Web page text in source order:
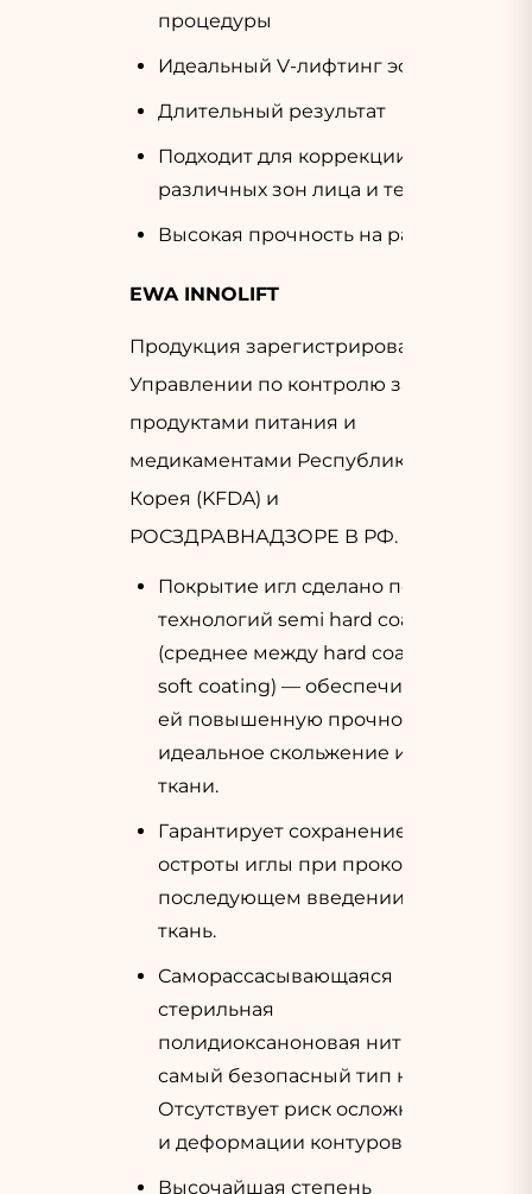
процедуры
Идеальный V-лифтинг эффект
Длительный результат
Подходит для коррекции
различных зон лица и тела
Высокая прочность на разрыв
EWA INNOLIFT
Продукция зарегистрирована в
Управлении по контролю за
продуктами питания и
медикаментами Республики
Корея (KFDA) и
РОСЗДРАВНАДЗОРЕ В РФ.
Покрытие игл сделано по
технологий semi hard coating
(среднее между hard coating и
soft coating) — обеспечивает
ей повышенную прочность,
идеальное скольжение иглы в
ткани.
Гарантирует сохранение
остроты иглы при проколе и
последующем введении в
ткань.
Саморассасывающаяся
стерильная
полидиоксаноновая нить —
самый безопасный тип нити.
Отсутствует риск осложнений
и деформации контуров лица
Высочайшая степень